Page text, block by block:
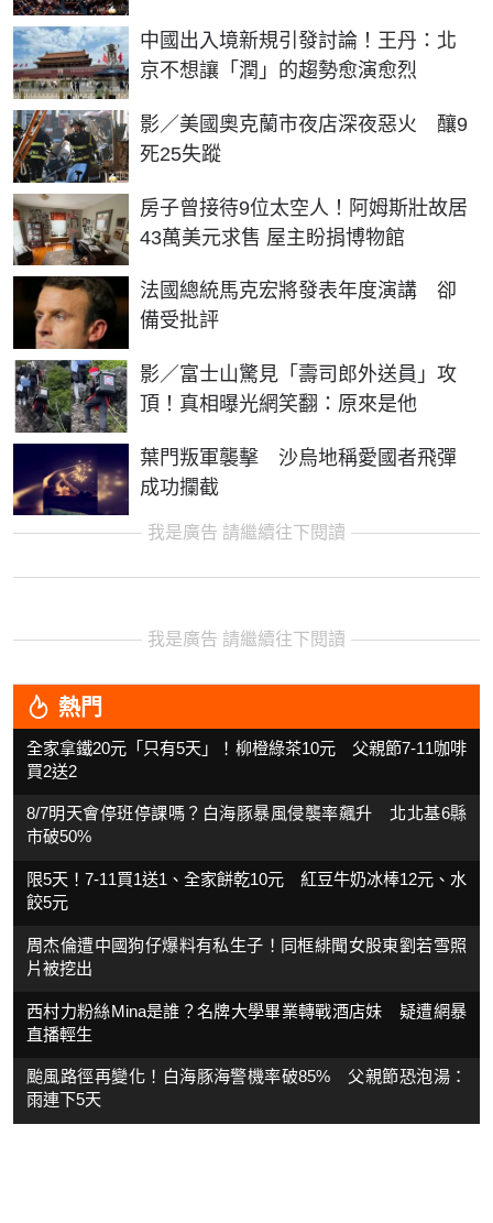
中國出入境新規引發討論！王丹：北
京不想讓「潤」的趨勢愈演愈烈
影／美國奧克蘭市夜店深夜惡火 釀9
死25失蹤
房子曾接待9位太空人！阿姆斯壯故居
43萬美元求售 屋主盼捐博物館
法國總統馬克宏將發表年度演講 卻
備受批評
影／富士山驚見「壽司郎外送員」攻
頂！真相曝光網笑翻：原來是他
葉門叛軍襲擊 沙烏地稱愛國者飛彈
成功攔截
我是廣告 請繼續往下閱讀
我是廣告 請繼續往下閱讀
熱門
全家拿鐵20元「只有5天」！柳橙綠茶10元 父親節7-11咖啡
買2送2
8/7明天會停班停課嗎？白海豚暴風侵襲率飆升 北北基6縣
市破50%
限5天！7-11買1送1、全家餅乾10元 紅豆牛奶冰棒12元、水
餃5元
周杰倫遭中國狗仔爆料有私生子！同框緋聞女股東劉若雪照
片被挖出
西村力粉絲Mina是誰？名牌大學畢業轉戰酒店妹 疑遭網暴
直播輕生
颱風路徑再變化！白海豚海警機率破85% 父親節恐泡湯：
雨連下5天